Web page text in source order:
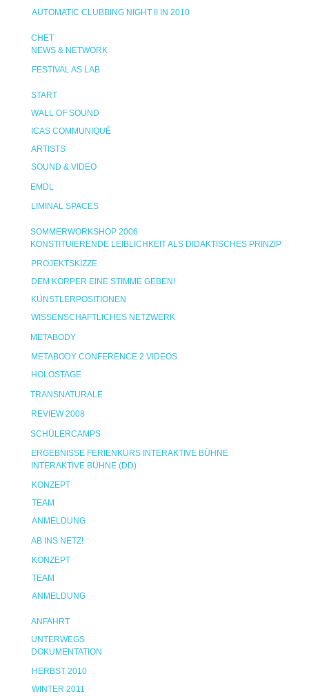
AUTOMATIC CLUBBING NIGHT II IN 2010
CHET
NEWS & NETWORK
FESTIVAL AS LAB
START
WALL OF SOUND
ICAS COMMUNIQUÉ
ARTISTS
SOUND & VIDEO
EMDL
LIMINAL SPACES
SOMMERWORKSHOP 2006
KONSTITUIERENDE LEIBLICHKEIT ALS DIDAKTISCHES PRINZIP
PROJEKTSKIZZE
DEM KÖRPER EINE STIMME GEBEN!
KÜNSTLERPOSITIONEN
WISSENSCHAFTLICHES NETZWERK
METABODY
METABODY CONFERENCE 2 VIDEOS
HOLOSTAGE
TRANSNATURALE
REVIEW 2008
SCHÜLERCAMPS
ERGEBNISSE FERIENKURS INTERAKTIVE BÜHNE
INTERAKTIVE BÜHNE (DD)
KONZEPT
TEAM
ANMELDUNG
AB INS NETZ!
KONZEPT
TEAM
ANMELDUNG
ANFAHRT
UNTERWEGS
DOKUMENTATION
HERBST 2010
WINTER 2011